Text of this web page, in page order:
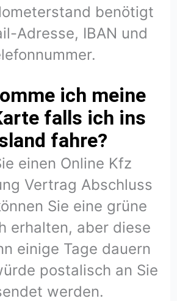
benötigt
Adresse, IBAN und
ich meine
falls ich ins
fahre?
einen Online Kfz
Vertrag Abschluss
Sie eine grüne
erhalten, aber diese
einige Tage dauern
postalisch an Sie
werden.